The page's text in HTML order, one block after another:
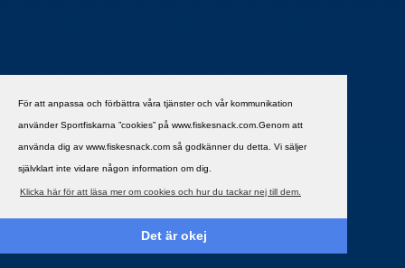
För att anpassa och förbättra våra tjänster och vår kommunikation
använder Sportfiskarna ”cookies” på www.fiskesnack.com.Genom att
använda dig av www.fiskesnack.com så godkänner du detta. Vi säljer
självklart inte vidare någon information om dig.
Klicka här för att läsa mer om cookies och hur du tackar nej till dem.
Det är okej